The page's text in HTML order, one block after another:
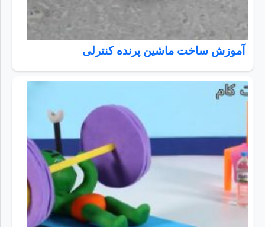
آموزش ساخت ماشین پرنده کنترلی